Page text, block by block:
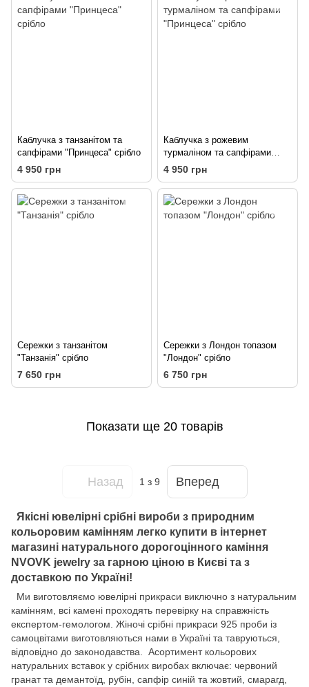
Каблучка з танзанітом та
сапфірами "Принцеса" срібло
4 950 грн
Каблучка з рожевим
турмаліном та сапфірами
"Принцеса" срібло
4 950 грн
Сережки з танзанітом
"Танзанія" срібло
7 650 грн
Сережки з Лондон топазом
"Лондон" срібло
6 750 грн
Показати ще 20 товарів
Назад 1 з 9 Вперед
Якісні ювелірні срібні вироби з природним
кольоровим камінням легко купити в інтернет
магазині натурального дорогоцінного каміння
NVOVK jewelry за гарною ціною в Києві та з
доставкою по Україні!
Ми виготовляємо ювелірні прикраси виключно з натуральним
камінням, всі камені проходять перевірку на справжність
експертом-гемологом. Жіночі срібні прикраси 925 проби із
самоцвітами виготовляються нами в Україні та тавруються,
відповідно до законодавства. Асортимент кольорових
натуральних вставок у срібних виробах включає: червоний
гранат та демантоїд, рубін, сапфір синій та жовтий, смарагд,